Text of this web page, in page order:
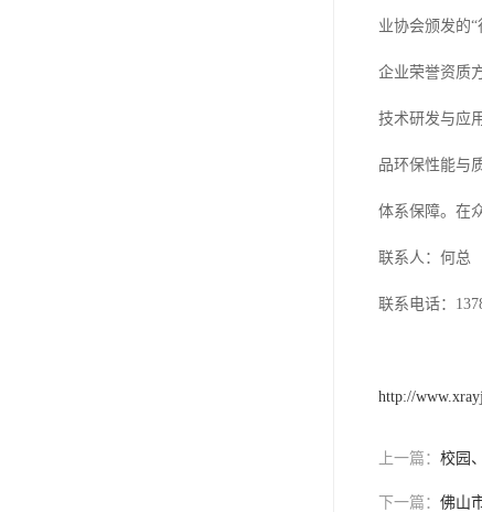
业协会颁发的
企业荣誉资质
技术研发与应
品环保性能与
体系保障。在
联系人：何总
联系电话：
http://
上一篇： 校园
下一篇： 佛山